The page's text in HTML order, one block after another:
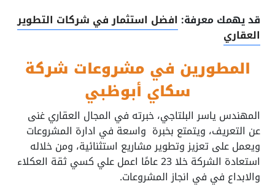
قد يهمك معرفة: افضل استثمار في شركات التطوير
العقاري
المطورين في مشروعات شركة
سكاي أبوظبي
المهندس ياسر البلتاجي، خبرته في المجال العقاري غنى
عن التعريف، ويتمتع بخبرة واسعة في ادارة المشروعات
ويعمل على تعزيز وتطوير مشاريع استثنائية، ومن خلاله
استعادة الشركة خلا 23 عامًا اعمل علي كسي ثقة العكلاء
والابداع في في انجاز المشروعات.